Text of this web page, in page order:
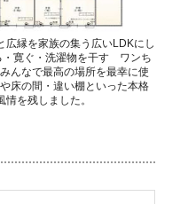
広縁を家族の集う広いLDKにし
・寛ぐ・洗濯物を干す ワンち
んなで最高の場所を最幸に使
床の間・違い棚といった本格
を残しました。